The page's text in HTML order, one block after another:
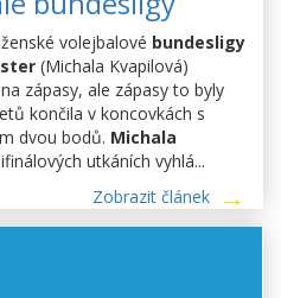
ženské volejbalové bundesligy
(Michala Kvapilová)
na zápasy, ale zápasy to byly
končila v koncovkách s
dvou bodů. Michala
utkáních vyhlá...
Zobrazit článek